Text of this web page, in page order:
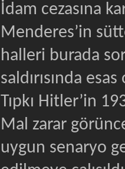
İdam cezasına
Menderes’in
halleri burada
saldırısında
Tıpkı Hitler’in
Mal zarar
uygun senaryo